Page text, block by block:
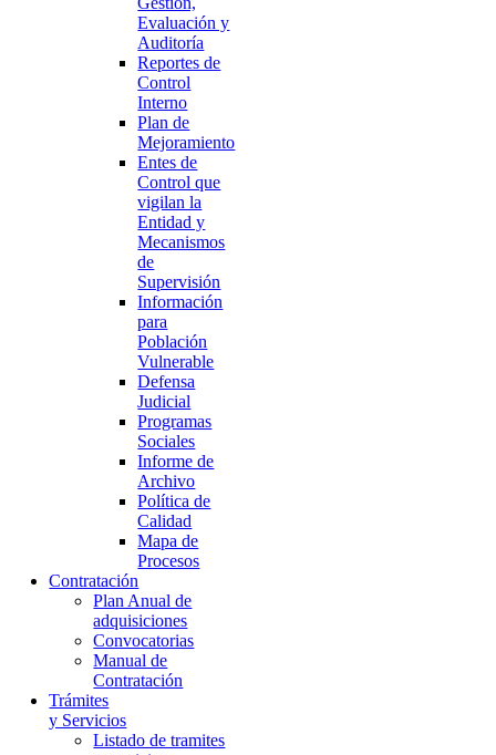
Evaluación y
Auditoría
Reportes de
Control
Interno
Plan de
Mejoramiento
Entes de
Control que
vigilan la
Entidad y
Mecanismos
de
Supervisión
Información
para
Población
Vulnerable
Defensa
Judicial
Programas
Sociales
Informe de
Archivo
Política de
Calidad
Mapa de
Procesos
Contratación
Plan Anual de
adquisiciones
Convocatorias
Manual de
Contratación
Trámites
y Servicios
Listado de tramites